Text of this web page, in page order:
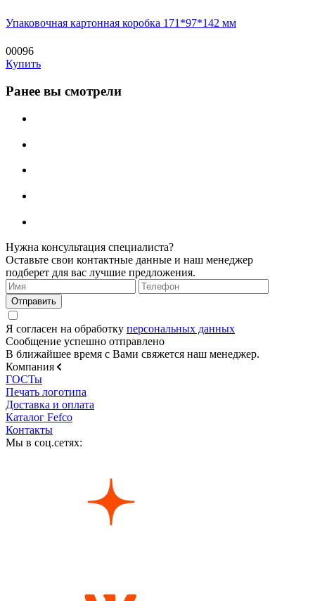
Упаковочная картонная коробка 171*97*142 мм
00096
Купить
Ранее вы смотрели
Нужна консультация специалиста?
Оставьте свои контактные данные и наш менеджер
подберет для вас лучшие предложения.
Я согласен на обработку персональных данных
Сообщение успешно отправлено
В ближайшее время с Вами свяжется наш менеджер.
Компания
ГОСТы
Печать логотипа
Доставка и оплата
Каталог Fefco
Контакты
Мы в соц.сетях: